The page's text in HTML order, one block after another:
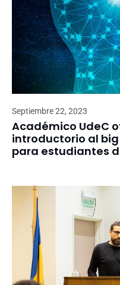
Septiembre 22, 2023
Académico UdeC
introductorio al
para estudiantes